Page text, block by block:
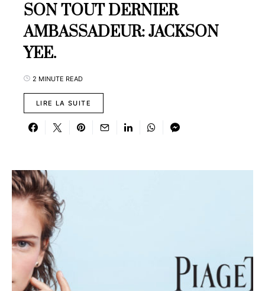
SON TOUT DERNIER
AMBASSADEUR: JACKSON
YEE.
2 MINUTE READ
LIRE LA SUITE